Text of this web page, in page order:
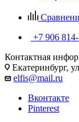
+7 906
Контактная
Екатеринбург,
elfis@mail.ru
Вконтакте
Pinterest